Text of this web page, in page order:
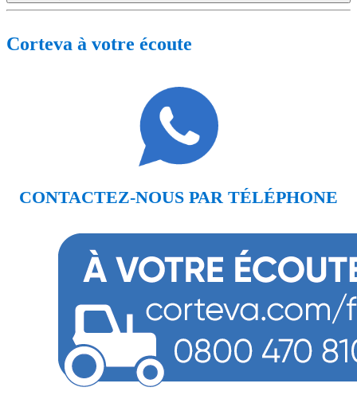
Corteva à votre écoute
CONTACTEZ-NOUS PAR TÉLÉPHONE